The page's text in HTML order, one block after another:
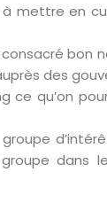
mettre en
consacré bon
des
ce qu’on
groupe
dans